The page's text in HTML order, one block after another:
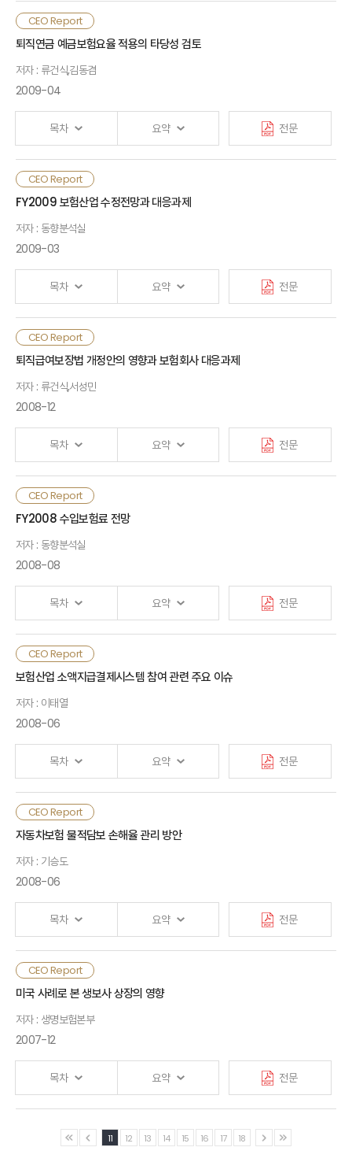
참고문헌
Ⅲ. 퇴직연금 인식실태
1. 퇴직연금 상품선택시 고려요인
2. 퇴직연금 사업자 선정시 고려요인
3. 금융회사에 대한 경쟁력 인식정도
Ⅳ. 정책적 시사점
Ⅰ. 검토배경
Ⅱ. 수급권 보호 및 퇴직연금 사업자 관련규제
1. 수급권 보호와 퇴직연금 규제패턴
2. 퇴직연금 사업자 관련규제 및 특징
Ⅲ. 퇴직연금 사업자 관련규제의 적정성 검토
1. 퇴직연금 사업자의 등록기준
2. 퇴직연금 사업자의 선정기준
3. 퇴직연금 사업자의 계약기준
Ⅳ. 종합평가 및 정책과제
1. 종합평가
2. 정책과제
참고문헌
CEO Report
퇴직연금 예금보험요율 적용의 타당성 검토
저자 : 류건식,김동겸
2009-04
목차 요약 전문
Ⅰ. 검토배경
Ⅱ. 퇴직연금 운용과 근로자 수급권 보호
1. 퇴직연금 상품구조와 운용체계
2. 퇴직연금 운용과 수급권 보호
Ⅲ. 퇴직연금 예금보험요율 적용의 타당성
1. 가입형태별
2. 계약형태별
3. 예보료율
Ⅳ. 종합평가 및 정책과제
1. 종합평가
2. 정책과제
CEO Report
FY2009 보험산업 수정전망과 대응과제
저자 : 동향분석실
2009-03
목차 요약 전문
Ⅰ. 수정전망의 배경
Ⅱ. 실물경제 금융 환경
1. 세계경제 환경
2. 국내 실물경제
Ⅲ. 보험산업 동향과 전망
1. 주요지표
2. 생명보험
4. 보험회사의 재무건전성
Ⅳ. 주요 대응과제
1. 거시경제의 변화와 보험산업
2. 보험회사의 대응전략
CEO Report
퇴직급여보장법 개정안의 영향과 보험회사 대응과제
저자 : 류건식,서성민
2008-12
목차 요약 전문
Ⅰ. 검토배경
Ⅱ. 퇴직급여보장법 개정안의 주요내용
1. 제도도입 및 설계측면
2. 제도운용 및 검증측면
Ⅲ. 퇴직급여보장법 개정안의 제반영향
1. 퇴직연금시장에 미치는 영향
2. 금융권에 미치는 영향
Ⅳ. SWOT 분석 및 보험회사 대응과제
1. SWOT 분석
2. 보험회사 대응과제
Ⅴ. 결론
CEO Report
FY2008 수입보험료 전망
저자 : 동향분석실
2008-08
목차 요약 전문
Ⅰ. 머리말
Ⅱ. 경제 금융 환경
1. 실물 경제 환경
2. 금융 시장 환경
Ⅲ. 수입보험료 전망
1. 주요 지표
2. 생명 보험
3. 손해 보험
Ⅳ. 시사점
CEO Report
보험산업 소액지급결제시스템 참여 관련 주요 이슈
저자 : 이태열
2008-06
목차 요약 전문
Ⅰ. 검토배경
Ⅱ. 주요 이슈 논의
1. 소액지급결제시스템에 참여하고자 하는 이유
2. 국내 비은행금융기관 지급결제시스템 참여 사례
4. 지급결제서비스 제공 계좌
5. 인터넷 뱅크와 지급결제업무
Ⅲ. 결론
CEO Report
자동차보험 물적담보 손해율 관리 방안
저자 : 기승도
2008-06
목차 요약 전문
Ⅰ. 검토배경
Ⅱ. 현황 및 문제점
Ⅲ. 물적담보 손해율에 영향을 주는 요인분석
2. 손해액 관련 요인
CEO Report
미국 사례로 본 생보사 상장의 영향
저자 : 생명보험본부
2007-12
목차 요약 전문
Ⅰ. 검토배경
11 12 13 14 15 16 17 18